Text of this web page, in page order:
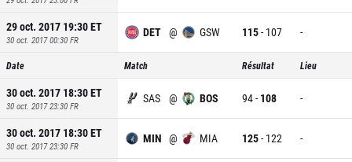
29 oct. 2017 19:30ET
30 oct. 2017 00:30 FR
DET @ GSW 115- 107 -
Date Match Résultat Lieu
30 oct. 2017 18:30ET
30 oct. 2017 23:30 FR
SAS @ BOS 94- 108 -
30 oct. 2017 18:30ET
30 oct. 2017 23:30 FR
MIN @ MIA 125- 122 -